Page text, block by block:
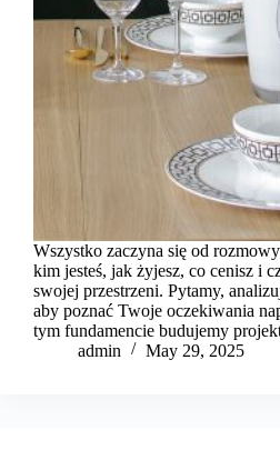
Wszystko zaczyna się od
kim jesteś, jak żyjesz, co cenisz i
swojej przestrzeni. Pytamy,
aby poznać Twoje oczekiwania
tym fundamencie budujemy
admin
May 29, 2025